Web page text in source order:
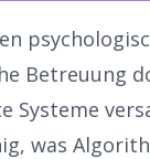
Betreuung
Systeme
was